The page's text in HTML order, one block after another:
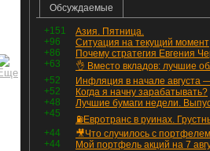
Обсуждаемые
+151
Азия. Пятница.
+96
Ситуация на текущий момент
+86
+63
+52
+52
Когда я начну зарабатывать?
+48
+45
+44
+44